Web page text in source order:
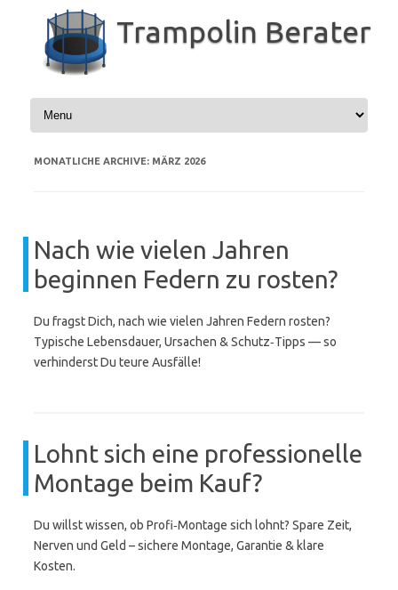
Inhalt
springen
Trampolin Berater
MONATLICHE ARCHIVE: MÄRZ 2026
Nach wie vielen Jahren
beginnen Federn zu rosten?
Du fragst Dich, nach wie vielen Jahren Federn rosten?
Typische Lebensdauer, Ursachen & Schutz‑Tipps — so
verhinderst Du teure Ausfälle!
Lohnt sich eine professionelle
Montage beim Kauf?
Du willst wissen, ob Profi‑Montage sich lohnt? Spare Zeit,
Nerven und Geld – sichere Montage, Garantie & klare
Kosten.